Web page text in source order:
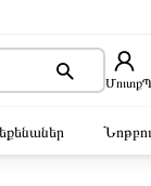
Մուտք